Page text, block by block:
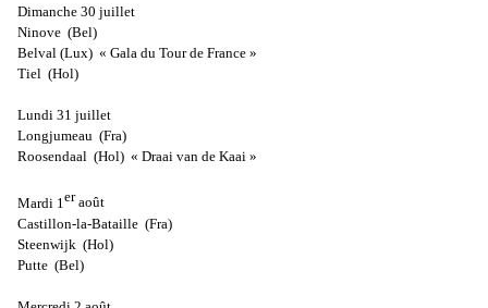
Dimanche 30 juillet
Ninove (Bel)
Belval (Lux) « Gala du Tour de France »
Tiel (Hol)
Lundi 31 juillet
Longjumeau (Fra)
Roosendaal (Hol) « Draai van de Kaai »
Mardi 1 eraoût
Castillon-la-Bataille (Fra)
Steenwijk (Hol)
Putte (Bel)